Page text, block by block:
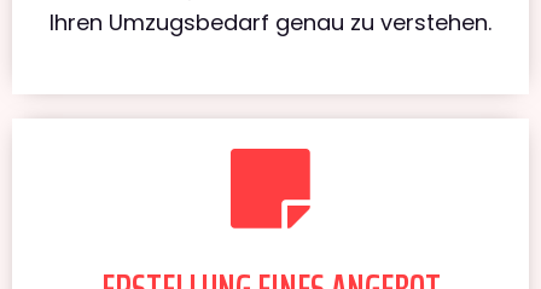
Ihren Umzugsbedarf genau zu verstehen.